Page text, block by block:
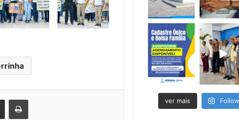
Compartilhar via e-mail Imprimir ver mais